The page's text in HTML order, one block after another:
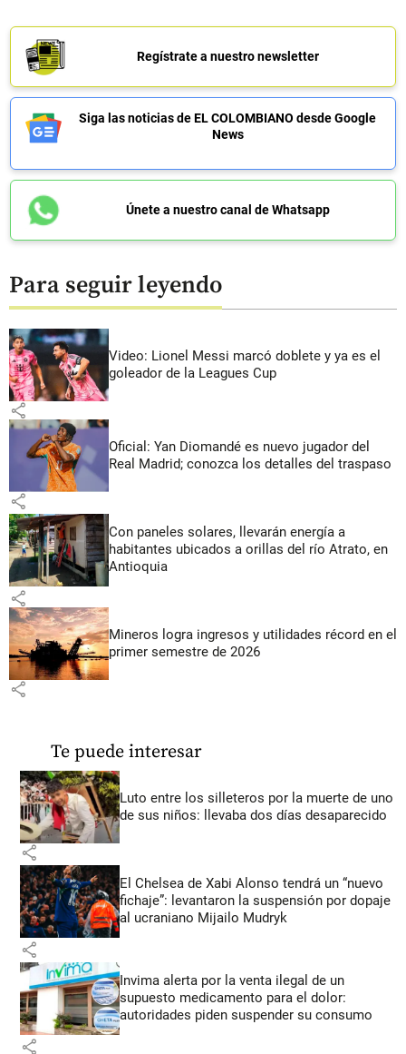
Regístrate a nuestro newsletter
Siga las noticias de EL COLOMBIANO desde Google
News
Únete a nuestro canal de Whatsapp
Para seguir leyendo
Video: Lionel Messi marcó doblete y ya es el
goleador de la Leagues Cup
share
Oficial: Yan Diomandé es nuevo jugador del
Real Madrid; conozca los detalles del traspaso
share
Con paneles solares, llevarán energía a
habitantes ubicados a orillas del río Atrato, en
Antioquia
share
Mineros logra ingresos y utilidades récord en el
primer semestre de 2026
share
Te puede interesar
Luto entre los silleteros por la muerte de uno
de sus niños: llevaba dos días desaparecido
share
El Chelsea de Xabi Alonso tendrá un “nuevo
fichaje”: levantaron la suspensión por dopaje
al ucraniano Mijailo Mudryk
share
Invima alerta por la venta ilegal de un
supuesto medicamento para el dolor:
autoridades piden suspender su consumo
share